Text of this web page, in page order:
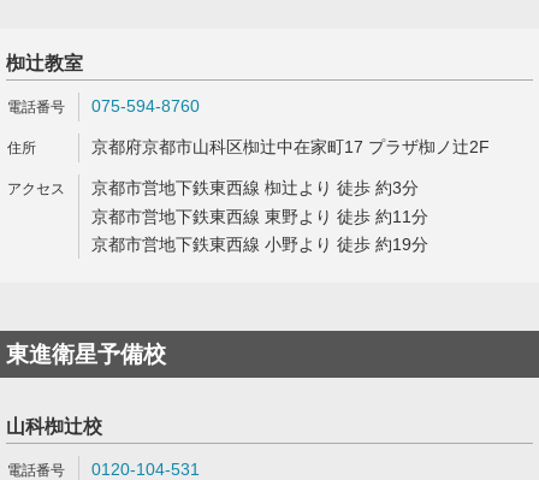
椥辻教室
075-594-8760
京都府京都市山科区椥辻中在家町17 プラザ椥ノ辻2F
京都市営地下鉄東西線 椥辻より 徒歩 約3分
京都市営地下鉄東西線 東野より 徒歩 約11分
京都市営地下鉄東西線 小野より 徒歩 約19分
東進衛星予備校
山科椥辻校
0120-104-531